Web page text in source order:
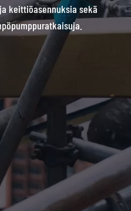
keittiöasennuksia sekä